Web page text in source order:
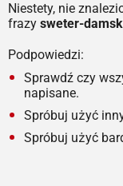
Niestety, nie
frazy sweter-
Podpowiedzi:
Sprawdź czy
napisane.
Spróbuj użyć
Spróbuj użyć